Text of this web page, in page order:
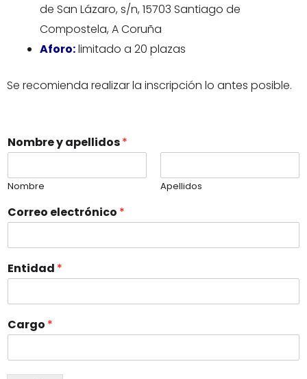
de San Lázaro, s/n, 15703 Santiago de
Compostela, A Coruña
Aforo:limitado a 20 plazas
Se recomienda realizar la inscripción lo antes posible.
Nombre y apellidos*
Nombre Apellidos
Correo electrónico *
Entidad *
*
E
t
i
Cargo *